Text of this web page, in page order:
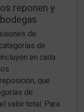
reponen y
de
de
en cada
que
de
valor total. Para